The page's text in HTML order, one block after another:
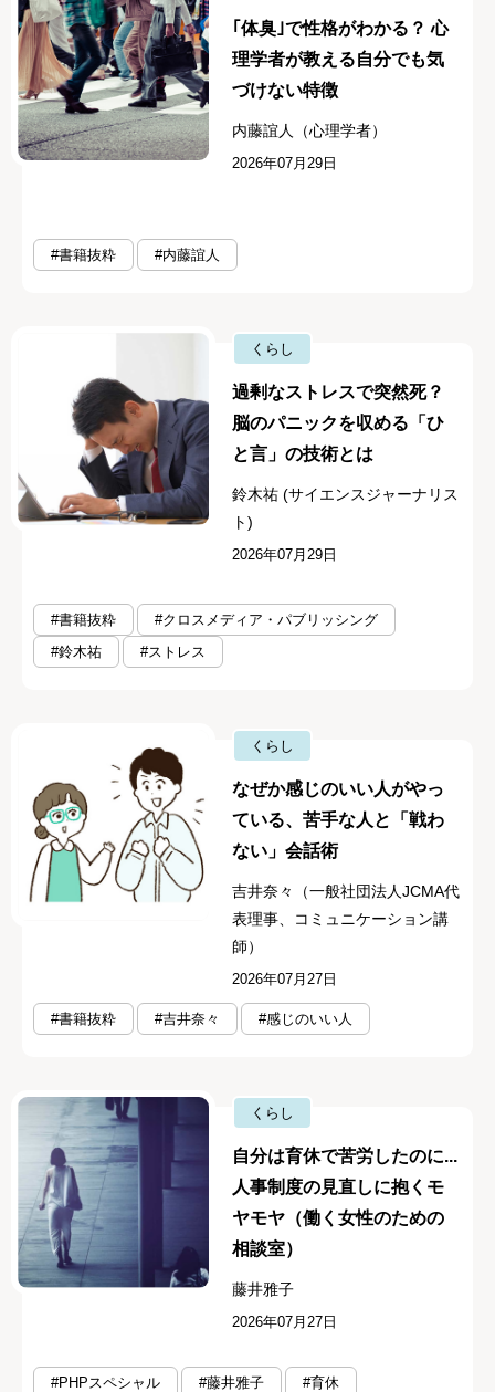
｢体臭｣で性格がわかる？ 心
理学者が教える自分でも気
づけない特徴
内藤誼人（心理学者）
2026年07月29日
#書籍抜粋 #内藤誼人
くらし
過剰なストレスで突然死？
脳のパニックを収める「ひ
と言」の技術とは
鈴木祐 (サイエンスジャーナリス
ト)
2026年07月29日
#書籍抜粋
#クロスメディア・パブリッシング
#鈴木祐
#ストレス
くらし
なぜか感じのいい人がやっ
ている、苦手な人と「戦わ
ない」会話術
吉井奈々（一般社団法人JCMA代
表理事、コミュニケーション講
師）
2026年07月27日
#書籍抜粋 #吉井奈々 #感じのいい人
くらし
自分は育休で苦労したのに...
人事制度の見直しに抱くモ
ヤモヤ（働く女性のための
相談室）
藤井雅子
2026年07月27日
#PHPスペシャル #藤井雅子 #育休